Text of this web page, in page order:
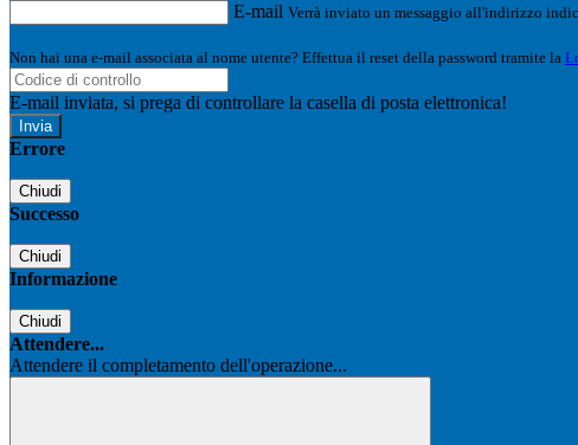
E-mail Verrà inviato un messaggio all'indirizzo
Non hai una e-mail associata al nome utente? Effettua il reset della password tramite la
E-mail inviata, si prega di controllare la casella di posta elettronica!
Errore
Chiudi
Successo
Chiudi
Informazione
Chiudi
Attendere...
Attendere il completamento dell'operazione...